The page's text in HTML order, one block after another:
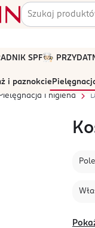
SPF🧑🏻‍🍳
i paznokcie
i higiena